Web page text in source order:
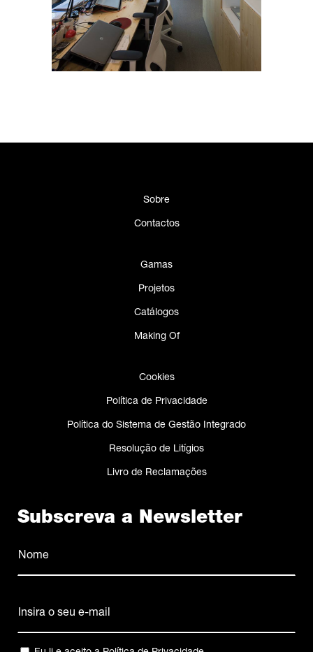
Sobre
Contactos
Gamas
Projetos
Catálogos
Making Of
Cookies
Política de Privacidade
Política do Sistema de Gestão Integrado
Resolução de Litígios
Livro de Reclamações
Subscreva a Newsletter